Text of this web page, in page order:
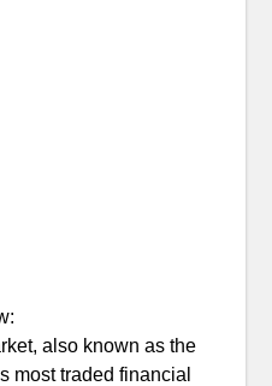
also known as the
most traded financial